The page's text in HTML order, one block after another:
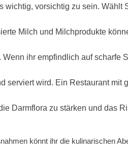
vorsichtig zu sein. Wählt
Milch und Milchprodukte
ihr empfindlich auf scharfe
serviert wird. Ein Restaurant mit
Darmflora zu stärken und das
könnt ihr die kulinarischen